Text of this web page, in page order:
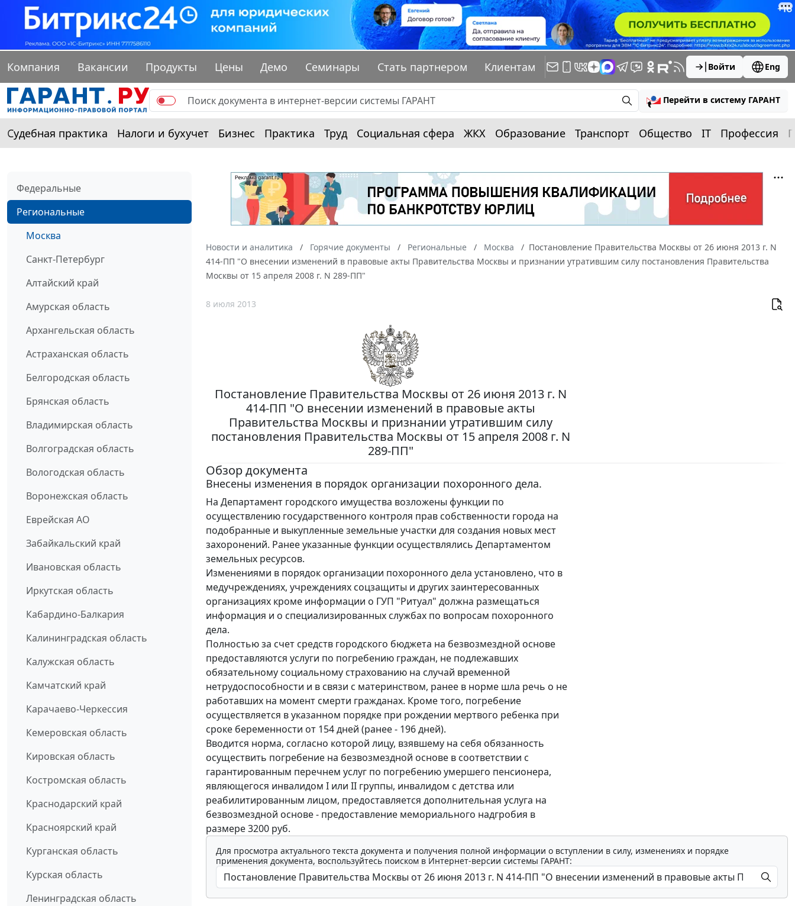
Компания Вакансии Продукты Цены Демо Семинары Стать партнером Клиентам Войти Eng
Перейти в систему ГАРАНТ
Судебная практика Налоги и бухучет Бизнес Практика Труд Социальная сфера ЖКХ Образование Транспорт Общество IT Профессия
Федеральные
Региональные
Москва
Санкт-Петербург
Алтайский край
Амурская область
Архангельская область
Астраханская область
Белгородская область
Брянская область
Владимирская область
Волгоградская область
Вологодская область
Воронежская область
Еврейская АО
Забайкальский край
Ивановская область
Иркутская область
Кабардино-Балкария
Калининградская область
Калужская область
Камчатский край
Карачаево-Черкессия
Кемеровская область
Кировская область
Костромская область
Краснодарский край
Красноярский край
Курганская область
Курская область
Ленинградская область
Новости и аналитика Горячие документы Региональные Москва
Постановление Правительства Москвы от 26 июня 2013 г. N
414-ПП "О внесении изменений в правовые акты Правительства Москвы и признании утратившим силу постановления Правительства
Москвы от 15 апреля 2008 г. N 289-ПП"
8 июля 2013
Постановление Правительства Москвы от 26 июня 2013 г. N
414-ПП "О внесении изменений в правовые акты
Правительства Москвы и признании утратившим силу
постановления Правительства Москвы от 15 апреля 2008 г. N
289-ПП"
Обзор документа
Внесены изменения в порядок организации похоронного дела.
На Департамент городского имущества возложены функции по
осуществлению государственного контроля прав собственности города на
подобранные и выкупленные земельные участки для создания новых мест
захоронений. Ранее указанные функции осуществлялись Департаментом
земельных ресурсов.
Изменениями в порядок организации похоронного дела установлено, что в
медучреждениях, учреждениях соцзащиты и других заинтересованных
организациях кроме информации о ГУП "Ритуал" должна размещаться
информация и о специализированных службах по вопросам похоронного
дела.
Полностью за счет средств городского бюджета на безвозмездной основе
предоставляются услуги по погребению граждан, не подлежавших
обязательному социальному страхованию на случай временной
нетрудоспособности и в связи с материнством, ранее в норме шла речь о не
работавших на момент смерти гражданах. Кроме того, погребение
осуществляется в указанном порядке при рождении мертвого ребенка при
сроке беременности от 154 дней (ранее - 196 дней).
Вводится норма, согласно которой лицу, взявшему на себя обязанность
осуществить погребение на безвозмездной основе в соответствии с
гарантированным перечнем услуг по погребению умершего пенсионера,
являющегося инвалидом I или II группы, инвалидом с детства или
реабилитированным лицом, предоставляется дополнительная услуга на
безвозмездной основе - предоставление мемориального надгробия в
размере 3200 руб.
Для просмотра актуального текста документа и получения полной информации о вступлении в силу, изменениях и порядке
применения документа, воспользуйтесь поиском в Интернет-версии системы ГАРАНТ: